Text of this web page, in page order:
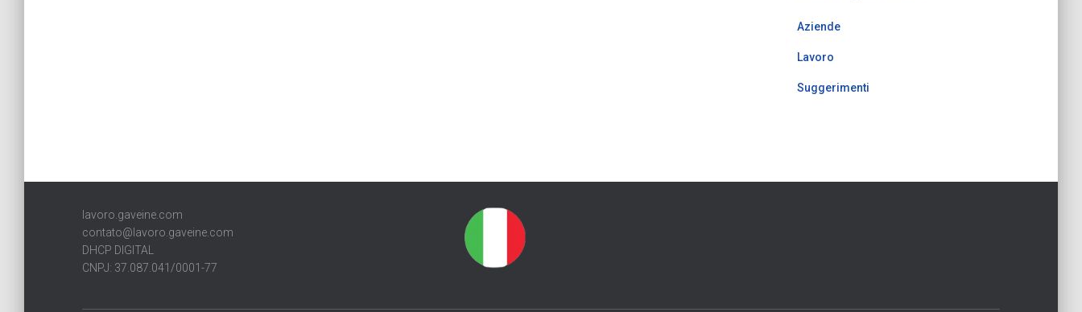
Aziende
Lavoro
Suggerimenti
lavoro.gaveine.com
contato@lavoro.gaveine.com
DHCP DIGITAL
CNPJ: 37.087.041/0001-77